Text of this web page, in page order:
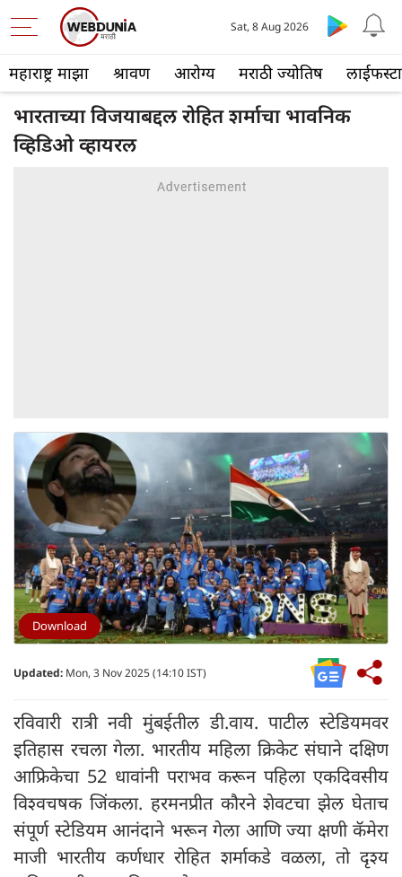
महाराष्ट्र माझा श्रावण आरोग्य मराठी ज्योतिष
Sat, 8 Aug 2026
भारताच्या विजयाबद्दल रोहित शर्माचा भावनिक
व्हिडिओ व्हायरल
Download
Updated: Mon, 3 Nov 2025 (14:10 IST)
रविवारी रात्री नवी मुंबईतील डी.वाय. पाटील स्टेडियमवर
इतिहास रचला गेला. भारतीय महिला क्रिकेट संघाने दक्षिण
आफ्रिकेचा 52 धावांनी पराभव करून पहिला एकदिवसीय
विश्वचषक जिंकला. हरमनप्रीत कौरने शेवटचा झेल घेताच
संपूर्ण स्टेडियम आनंदाने भरून गेला आणि ज्या क्षणी कॅमेरा
माजी भारतीय कर्णधार रोहित शर्माकडे वळला, तो दृश्य